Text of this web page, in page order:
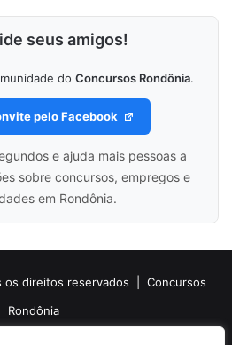
seus amigos!
do Concursos Rondônia.
pelo Facebook
e ajuda mais pessoas a
sobre concursos, empregos e
em Rondônia.
os direitos reservados | Concursos
Rondônia